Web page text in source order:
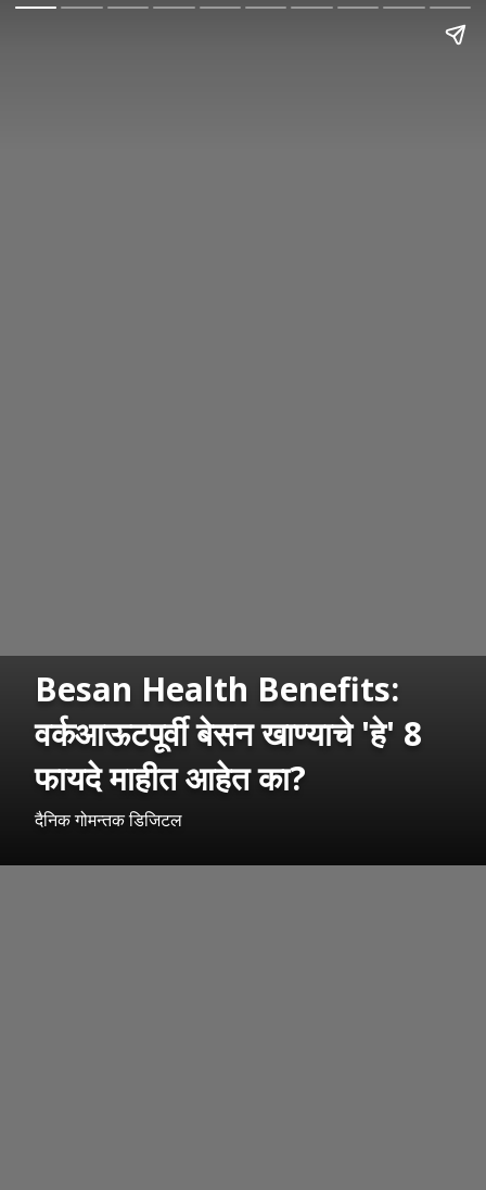
Besan Health Benefits:
वर्कआऊटपूर्वी बेसन खाण्याचे 'हे' 8
फायदे माहीत आहेत का?
दैनिक गोमन्तक डिजिटल